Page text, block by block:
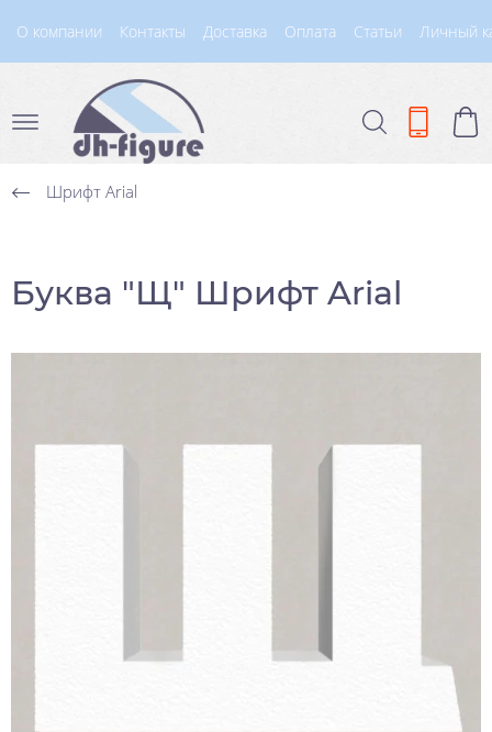
О компании Контакты Доставка Оплата Статьи Личный
Шрифт Arial
Буква "Щ" Шрифт Arial